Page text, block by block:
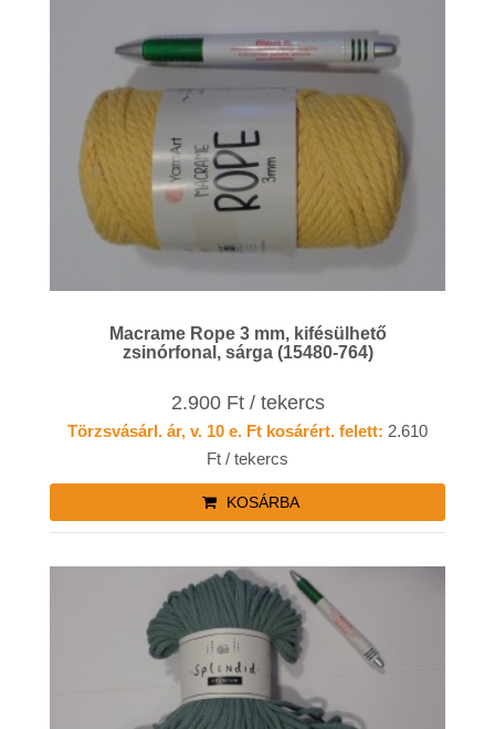
Macrame Rope 3 mm, kifésülhető
zsinórfonal, sárga (15480-764)
2.900 Ft / tekercs
Törzsvásárl. ár, v. 10 e. Ft kosárért. felett: 2.610
Ft / tekercs
KOSÁRBA